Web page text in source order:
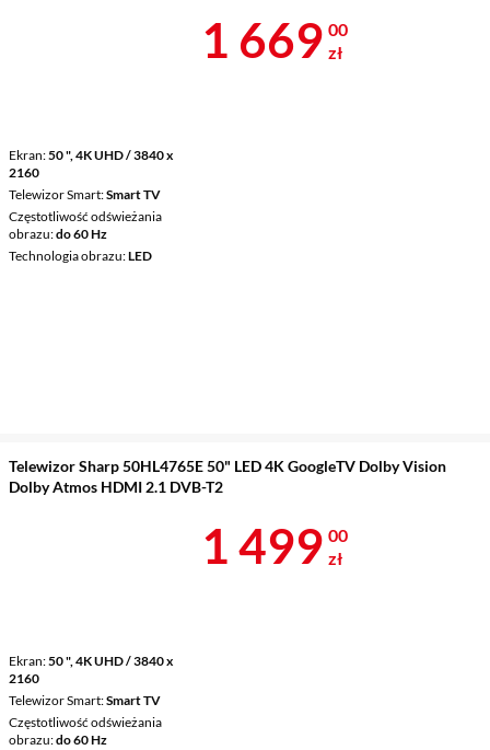
Ekran 50 ", 4K UHD / 3840 x
2160
Telewizor Smart Smart TV
Częstotliwość odświeżania
obrazu do 60 Hz
Technologia obrazu LED
Cena 1 669 zł
1 669 00
zł
Telewizor Sharp 50HL4765E 50" LED 4K GoogleTV Dolby Vision
Dolby Atmos HDMI 2.1 DVB-T2
Ekran 50 ", 4K UHD / 3840 x
2160
Telewizor Smart Smart TV
Częstotliwość odświeżania
obrazu do 60 Hz
Cena 1 499 zł
1 499 00
zł